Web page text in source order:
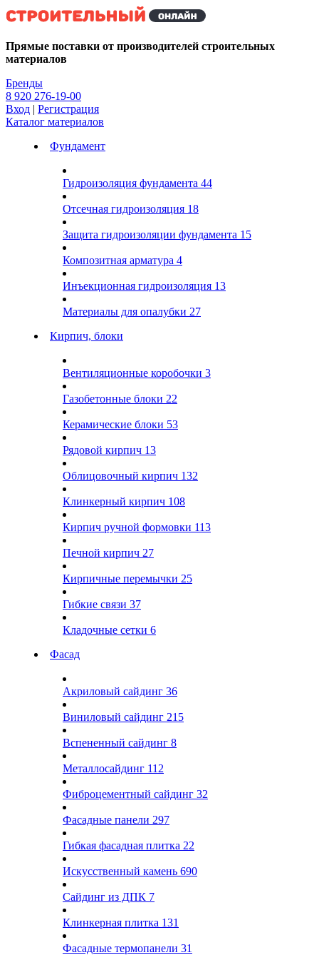
Kg
Прямые поставки от производителей строительных
материалов
Бренды
8 920 276-19-00
Вход | Регистрация
Каталог материалов
Фундамент
Гидроизоляция фундамента 44
Отсечная гидроизоляция 18
Защита гидроизоляции фундамента 15
Композитная арматура 4
Инъекционная гидроизоляция 13
Материалы для опалубки 27
Кирпич, блоки
Вентиляционные коробочки 3
Газобетонные блоки 22
Керамические блоки 53
Рядовой кирпич 13
Облицовочный кирпич 132
Клинкерный кирпич 108
Кирпич ручной формовки 113
Печной кирпич 27
Кирпичные перемычки 25
Гибкие связи 37
Кладочные сетки 6
Фасад
Акриловый сайдинг 36
Виниловый сайдинг 215
Вспененный сайдинг 8
Металлосайдинг 112
Фиброцементный сайдинг 32
Фасадные панели 297
Гибкая фасадная плитка 22
Искусственный камень 690
Сайдинг из ДПК 7
Клинкерная плитка 131
Фасадные термопанели 31